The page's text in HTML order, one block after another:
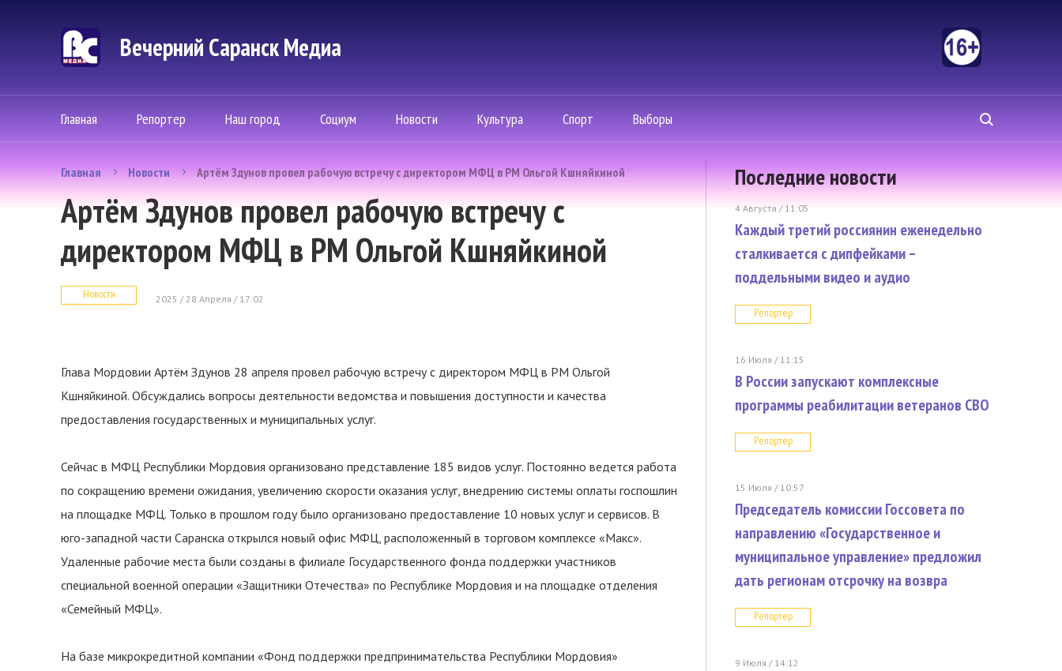
Вечерний Саранск Mедиа
Главная Репортер Наш город Социум Новости Культура Спорт Выборы
Главная Новости Артём Здунов провел рабочую встречу с директором МФЦ в РМ Ольгой Кшняйкиной
Артём Здунов провел рабочую встречу с
директором МФЦ в РМ Ольгой Кшняйкиной
Новости 2025 / 28 Апреля / 17:02
Глава Мордовии Артём Здунов 28 апреля провел рабочую встречу с директором МФЦ в РМ Ольгой
Кшняйкиной. Обсуждались вопросы деятельности ведомства и повышения доступности и качества
предоставления государственных и муниципальных услуг.
Сейчас в МФЦ Республики Мордовия организовано представление 185 видов услуг. Постоянно ведется работа
по сокращению времени ожидания, увеличению скорости оказания услуг, внедрению системы оплаты госпошлин
на площадке МФЦ. Только в прошлом году было организовано предоставление 10 новых услуг и сервисов. В
юго-западной части Саранска открылся новый офис МФЦ, расположенный в торговом комплексе «Макс».
Удаленные рабочие места были созданы в филиале Государственного фонда поддержки участников
специальной военной операции «Защитники Отечества» по Республике Мордовия и на площадке отделения
«Семейный МФЦ».
На базе микрокредитной компании «Фонд поддержки предпринимательства Республики Мордовия»
Последние новости
4 Августа / 11:05
Каждый третий россиянин еженедельно
сталкивается с дипфейками –
поддельными видео и аудио
Репортер
16 Июля / 11:15
В России запускают комплексные
программы реабилитации ветеранов СВО
Репортер
15 Июля / 10:57
Председатель комиссии Госсовета по
направлению «Государственное и
муниципальное управление» предложил
дать регионам отсрочку на возвра
Репортер
9 Июля / 14:12